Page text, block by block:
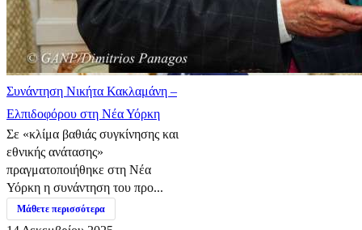
Συνάντηση Νικήτα Κακλαμάνη –
Ελπιδοφόρου στη Νέα Υόρκη
Σε «κλίμα βαθιάς συγκίνησης και
εθνικής ανάτασης»
πραγματοποιήθηκε στη Νέα
Υόρκη η συνάντηση του προ...
Μάθετε περισσότερα